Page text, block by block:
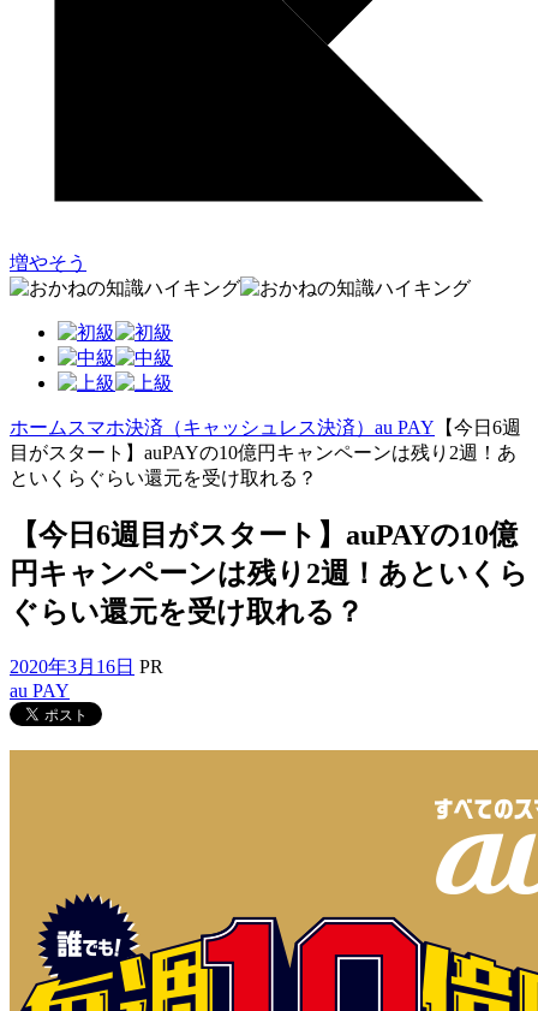
増やそう
ホーム スマホ決済（キャッシュレス決済） au PAY 【今日6週
目がスタート】auPAYの10億円キャンペーンは残り2週！あ
といくらぐらい還元を受け取れる？
【今日6週目がスタート】auPAYの10億
円キャンペーンは残り2週！あといくら
ぐらい還元を受け取れる？
2020年3月16日 PR
au PAY